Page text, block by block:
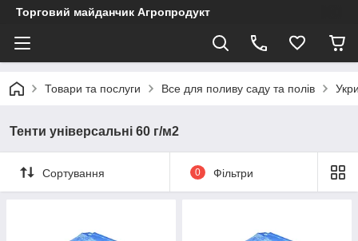
Торговий майданчик Агропродукт
Товари та послуги Все для поливу саду та полів
Тенти універсальні 60 г/м2
Сортування 0 Фільтри